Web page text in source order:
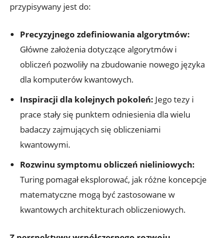
przypisywany jest do:
Precyzyjnego zdefiniowania algorytmów:
Główne założenia dotyczące algorytmów i
obliczeń pozwoliły na zbudowanie nowego języka
dla komputerów kwantowych.
Inspiracji dla kolejnych pokoleń: Jego tezy i
prace stały się punktem odniesienia dla wielu
badaczy zajmujących się obliczeniami
kwantowymi.
Rozwinu symptomu obliczeń nieliniowych:
Turing pomagał eksplorować, jak różne koncepcje
matematyczne mogą być zastosowane w
kwantowych architekturach obliczeniowych.